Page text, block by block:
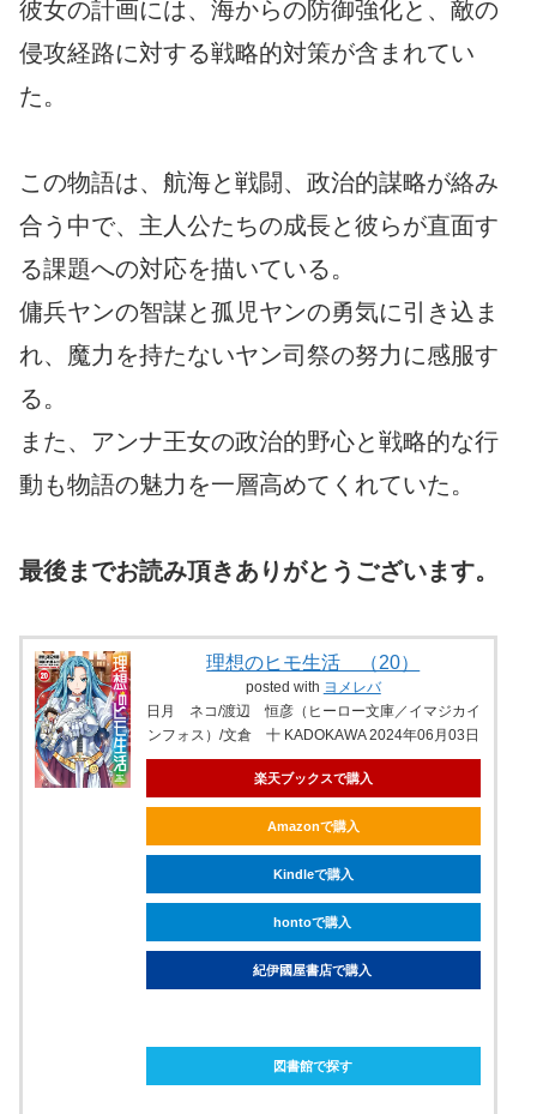
彼女の計画には、海からの防御強化と、敵の
侵攻経路に対する戦略的対策が含まれてい
た。
この物語は、航海と戦闘、政治的謀略が絡み
合う中で、主人公たちの成長と彼らが直面す
る課題への対応を描いている。
傭兵ヤンの智謀と孤児ヤンの勇気に引き込ま
れ、魔力を持たないヤン司祭の努力に感服す
る。
また、アンナ王女の政治的野心と戦略的な行
動も物語の魅力を一層高めてくれていた。
最後までお読み頂きありがとうございます。
理想のヒモ生活 （20）
posted with ヨメレバ
日月 ネコ/渡辺 恒彦（ヒーロー文庫／イマジカイ
ンフォス）/文倉 十 KADOKAWA 2024年06月03日
楽天ブックスで購入
Amazonで購入
Kindleで購入
hontoで購入
紀伊國屋書店で購入
図書館で探す